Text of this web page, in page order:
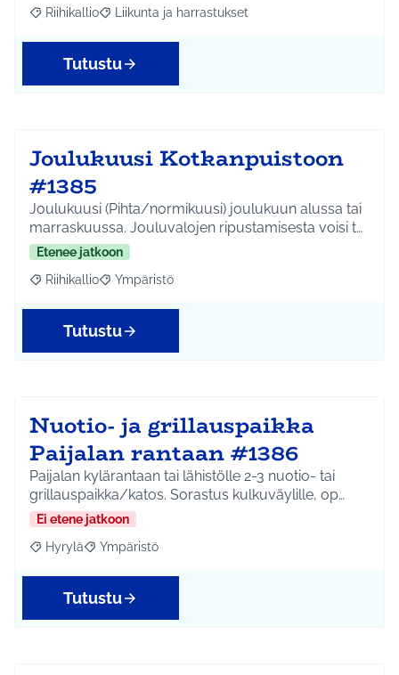
Rajaa tulokset aihepiirin mukaan: Riihikallio
Riihikallio Rajaa tulokset teeman mukaan: Liikunta ja
Liikunta ja harrastukset
Tutustu
Joulukuusi Kotkanpuistoon
#1385
Joulukuusi (Pihta/normikuusi) joulukuun alussa tai
marraskuussa. Jouluvalojen ripustamisesta voisi t…
Etenee jatkoon
Rajaa tulokset aihepiirin mukaan: Riihikallio
Riihikallio Rajaa tulokset teeman mukaan: Ympäristö
Ympäristö
Tutustu
Nuotio- ja grillauspaikka
Paijalan rantaan #1386
Paijalan kylärantaan tai lähistölle 2-3 nuotio- tai
grillauspaikka/katos. Sorastus kulkuväylille, op…
Ei etene jatkoon
Rajaa tulokset aihepiirin mukaan: Hyrylä
Hyrylä Rajaa tulokset teeman mukaan: Ympäristö
Ympäristö
Tutustu